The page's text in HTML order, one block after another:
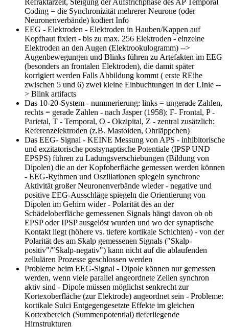
Coding = die Synchronizität mehrerer Neurone (oder
Neuronenverbände) kodiert Info
EEG - Elektroden - Elektroden in Hauben/Kappen auf
Kopfhaut fixiert - bis zu max. 256 Elektroden - einzelne
Elektroden an den Augen (Elektrookulogramm) -->
Augenbewegungen und Blinks führen zu Artefakten im EEG
(besonders an frontalen Elektroden), die damit später
korrigiert werden Falls Abbildung kommt ( erste REihe
zwischen 5 und 6) zwei kleine Einbuchtungen in der LInie --
> Blink artifacts
Das 10-20-System - nummerierung: links = ungerade Zahlen,
rechts = gerade Zahlen - nach Jasper (1958): F- Frontal, P -
Parietal, T - Temporal, O - Okzipital, Z - zentral zusätzlich:
Referenzelektroden (z.B. Mastoiden, Ohrläppchen)
Das EEG- Signal - KEINE Messung von APS - inhibitorische
und exzitatorische postsynaptische Potentiale (IPSP UND
EPSPS) führen zu Ladungsverschiebungen (Bildung von
Dipolen) die an der Kopfoberfläche gemessen werden können
- EEG-Rythmen und Oszillationen spiegeln synchrone
Aktivität großer Neuronenverbände wieder - negative und
positive EEG-Ausschläge spiegeln die Orientierung von
Dipolen im Gehirn wider - Polarität des an der
Schädeloberfläche gemessenen Signals hängt davon ob ob
EPSP oder IPSP ausgelöst wurden und wo der synaptische
Kontakt liegt (höhere vs. tiefere kortikale Schichten) - von der
Polarität des am Skalp gemessenen Signals ("Skalp-
positiv"/"Skalp-negativ") kann nicht auf die ablaufenden
zellulären Prozesse geschlossen werden
Probleme beim EEG-Signal - Dipole können nur gemessen
werden, wenn viele parallel angeordnete Zellen synchron
aktiv sind - Dipole müssen möglichst senkrecht zur
Kortexoberfläche (zur Elektrode) angeordnet sein - Probleme:
kortikale Sulci Entgegengesetzte Effekte im gleichen
Kortexbereich (Summenpotential) tieferliegende
Hirnstrukturen